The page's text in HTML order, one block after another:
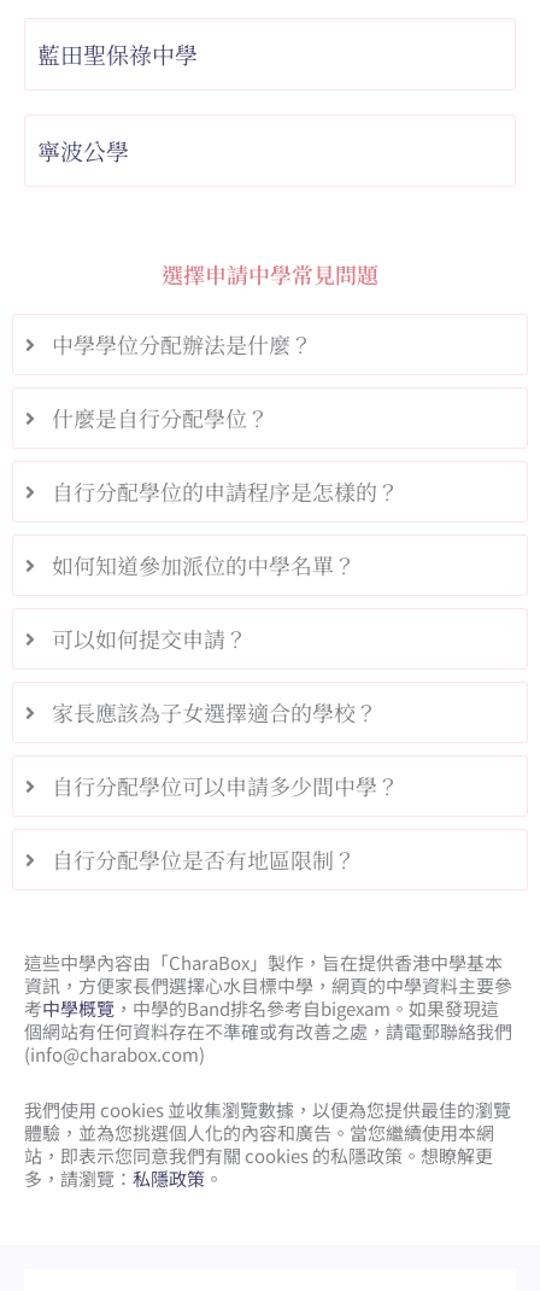
藍田聖保祿中學
寧波公學
選擇申請中學常見問題
中學學位分配辦法是什麼？
什麼是自行分配學位？
自行分配學位的申請程序是怎樣的？
如何知道參加派位的中學名單？
可以如何提交申請？
家長應該為子女選擇適合的學校？
自行分配學位可以申請多少間中學？
自行分配學位是否有地區限制？
這些中學內容由「CharaBox」製作，旨在提供香港中學基本
資訊，方便家長們選擇心水目標中學，網頁的中學資料主要參
考中學概覽 ，中學的Band排名參考自bigexam。如果發現這
個網站有任何資料存在不準確或有改善之處，請電郵聯絡我們
(info@charabox.com)
我們使用 cookies 並收集瀏覽數據，以便為您提供最佳的瀏覽
體驗，並為您挑選個人化的內容和廣告。當您繼續使用本網
站，即表示您同意我們有關 cookies 的私隱政策。想瞭解更
多，請瀏覽： 私隱政策 。